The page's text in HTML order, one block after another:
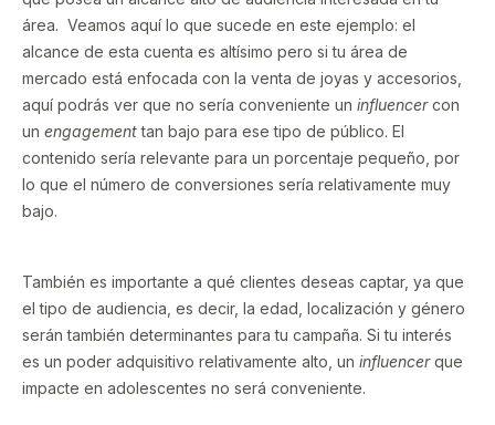
área. Veamos aquí lo que sucede en este ejemplo: el
alcance de esta cuenta es altísimo pero si tu área de
mercado está enfocada con la venta de joyas y accesorios,
aquí podrás ver que no sería conveniente un influencercon
un engagementtan bajo para ese tipo de público. El
contenido sería relevante para un porcentaje pequeño, por
lo que el número de conversiones sería relativamente muy
bajo.
También es importante a qué clientes deseas captar, ya que
el tipo de audiencia, es decir, la edad, localización y género
serán también determinantes para tu campaña. Si tu interés
es un poder adquisitivo relativamente alto, un influencerque
impacte en adolescentes no será conveniente.